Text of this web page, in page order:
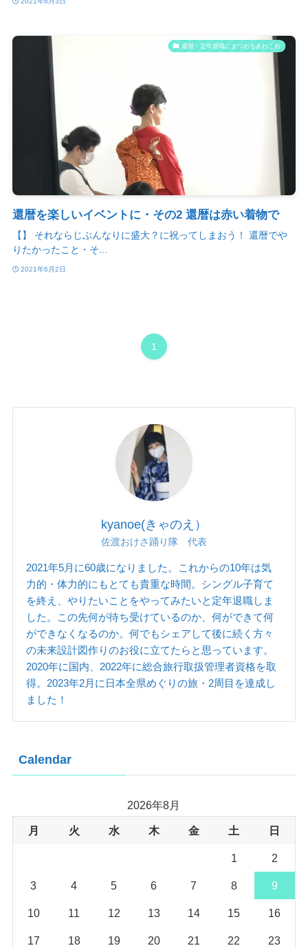
還暦・定年退職にまつわるあれこれ
還暦を楽しいイベントに・その2 還暦は赤い着物で
【】 それならじぶんなりに盛大？に祝ってしまおう！ 還暦でや
りたかったこと・そ...
2021年6月2日
1
kyanoe(きゃのえ）
佐渡おけさ踊り隊 代表
2021年5月に60歳になりました。これからの10年は気
力的・体力的にもとても貴重な時間。シングル子育て
を終え、やりたいことをやってみたいと定年退職しま
した。この先何が待ち受けているのか、何ができて何
ができなくなるのか。何でもシェアして後に続く方々
の未来設計図作りのお役に立てたらと思っています。
2020年に国内、2022年に総合旅行取扱管理者資格を取
得。2023年2月に日本全県めぐりの旅・2周目を達成し
ました！
Calendar
2026年8月
月 火 水 木 金 土 日
1 2
3 4 5 6 7 8 9
10 11 12 13 14 15 16
17 18 19 20 21 22 23